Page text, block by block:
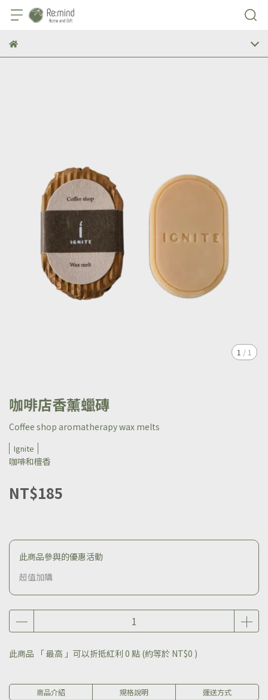
1 / 1
咖啡店香薰蠟磚
Coffee shop aromatherapy wax melts
Ignite
咖啡和檀香
NT$185
此商品參與的優惠活動
超值加購
此商品 「 最高 」可以折抵紅利 0 點 (約等於 NT$0 )
商品介紹 規格說明 運送方式